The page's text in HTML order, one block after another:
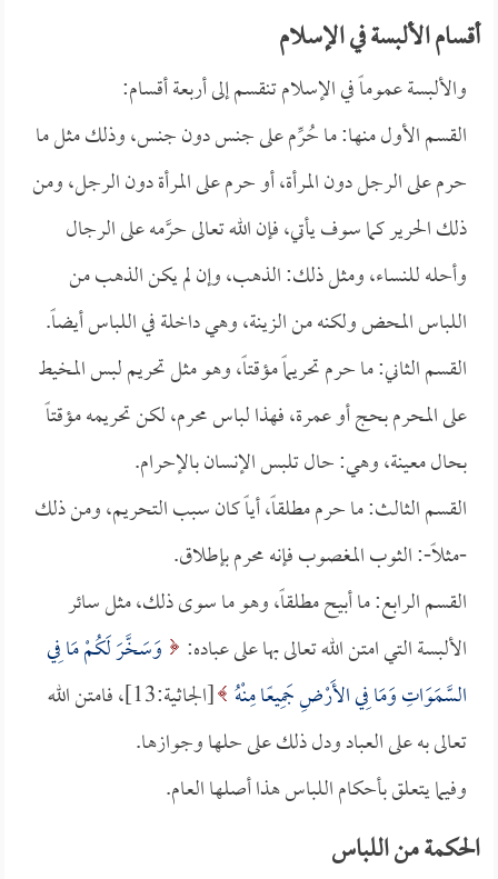
أقسام الألبسة في الإسلام
والألبسة عموماً في الإسلام تنقسم إلى أربعة أقسام:
القسم الأول منها: ما حُرِّم على جنس دون جنس، وذلك مثل ما
حرم على الرجل دون المرأة، أو حرم على المرأة دون الرجل، ومن
ذلك الحرير كما سوف يأتي، فإن الله تعالى حرَّمه على الرجال
وأحله للنساء، ومثل ذلك: الذهب، وإن لم يكن الذهب من
اللباس المحض ولكنه من الزينة، وهي داخلة في اللباس أيضاً.
القسم الثاني: ما حرم تحريماً مؤقتاً، وهو مثل تحريم لبس المخيط
على المحرم بحج أو عمرة، فهذا لباس محرم، لكن تحريمه مؤقتاً
بحال معينة، وهي: حال تلبس الإنسان بالإحرام.
القسم الثالث: ما حرم مطلقاً، أياً كان سبب التحريم، ومن ذلك
-مثلاً-: الثوب المغصوب فإنه محرم بإطلاق.
القسم الرابع: ما أبيح مطلقاً، وهو ما سوى ذلك، مثل سائر
الألبسة التي امتن الله تعالى بها على عباده:
وَسَخَّرَ لَكُمْ مَا فِي
السَّمَوَاتِ وَمَا فِي الأَرْضِ جَمِيعًا مِنْهُ
[الجاثية:13]، فامتن الله
تعالى به على العباد ودل ذلك على حلها وجوازها.
وفيما يتعلق بأحكام اللباس هذا أصلها العام.
الحكمة من اللباس